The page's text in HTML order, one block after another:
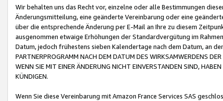
Wir behalten uns das Recht vor, einzelne oder alle Bestimmungen
Änderungsmitteilung, eine geänderte Vereinbarung oder eine
über die entsprechende Änderung per E-Mail an Ihre zu diesem
ausgenommen etwaige Erhöhungen der Standardvergütung im
Datum, jedoch frühestens sieben Kalendertage nach dem Datum, an
PARTNERPROGRAMM NACH DEM DATUM DES WIRKSAMWERDENS
WENN SIE MIT EINER ÄNDERUNG NICHT EINVERSTANDEN SIND,
KÜNDIGEN.
Wenn Sie diese Vereinbarung mit Amazon France Services SAS